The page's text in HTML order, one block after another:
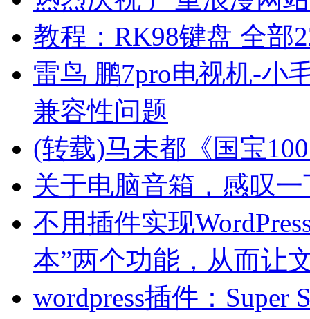
教程：RK98键盘 全部
雷鸟 鹏7pro电视机-小
兼容性问题
(转载)马未都《国宝
关于电脑音箱，感叹
不用插件实现
本”两个功能，从而让
wordpress插件：